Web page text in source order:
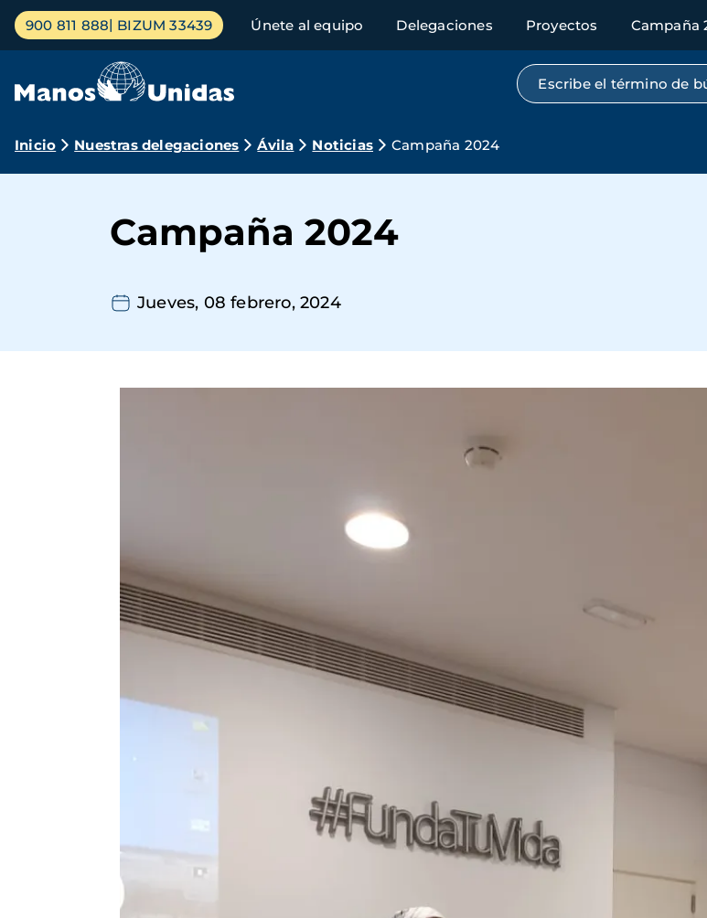
Pasar
contenido
Menú
principal
900 811 888 BIZUM 33439 Únete al equipo Delegaciones Proyectos Campaña
Búsqueda por texto
Ruta
navegación
Inicio Nuestras delegaciones Ávila Noticias Campaña 2024
Campaña 2024
Jueves, 08 febrero, 2024